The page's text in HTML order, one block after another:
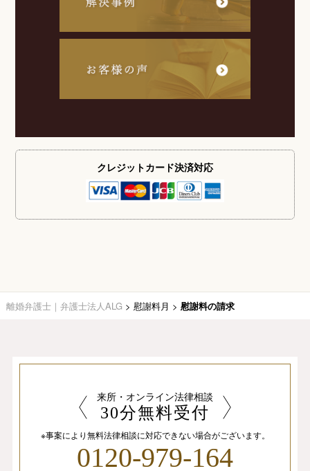
クレジットカード決済対応
離婚弁護士｜弁護士法人ALG > 慰謝料月 > 慰謝料の請求
来所・オンライン法律相談
30分無料受付
※事案により無料法律相談に対応できない場合がございます。
0120-979-164